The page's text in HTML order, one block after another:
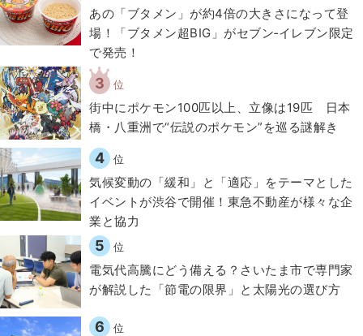
あの「ブタメン」が約4倍の大きさになって登
場！「ブタメン超BIG」がセブン‐イレブン限定
で発売！
3 位
街中にポケモン100匹以上、立像は19匹 日本
橋・八重洲で“伝説のポケモン”を巡る謎解き
4 位
気候変動の「緩和」と「適応」をテーマとした
イベントが渋谷で開催！東急不動産が様々な企
業と協力
5 位
電気代高騰にどう備える？さいたま市で専門家
が解説した「節電の限界」と太陽光の選び方
6 位